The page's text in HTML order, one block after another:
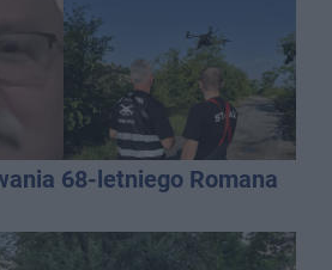
68-letniego Romana